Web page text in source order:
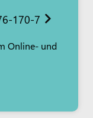
170-7
Online- und